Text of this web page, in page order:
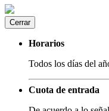
Cerrar
Horarios
Todos los días del
Cuota de entrada